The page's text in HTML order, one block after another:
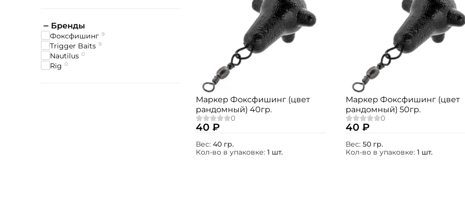
Бренды
Фоксфишинг 9
Trigger Baits 9
Nautilus 0
Rig 0
Маркер Фоксфишинг (цвет
рандомный) 40гр.
40 ₽
Вес: 40 гр.
Кол-во в упаковке: 1 шт.
Маркер Фоксфишинг (цвет
рандомный) 50гр.
40 ₽
Вес: 50 гр.
Кол-во в упаковке: 1 шт.